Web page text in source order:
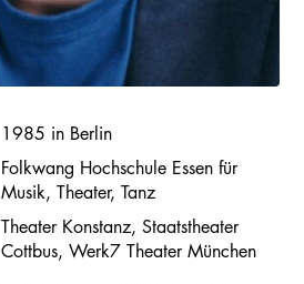
1985 in Berlin
Folkwang Hochschule Essen für
Musik, Theater, Tanz
Theater Konstanz, Staatstheater
Cottbus, Werk7 Theater München